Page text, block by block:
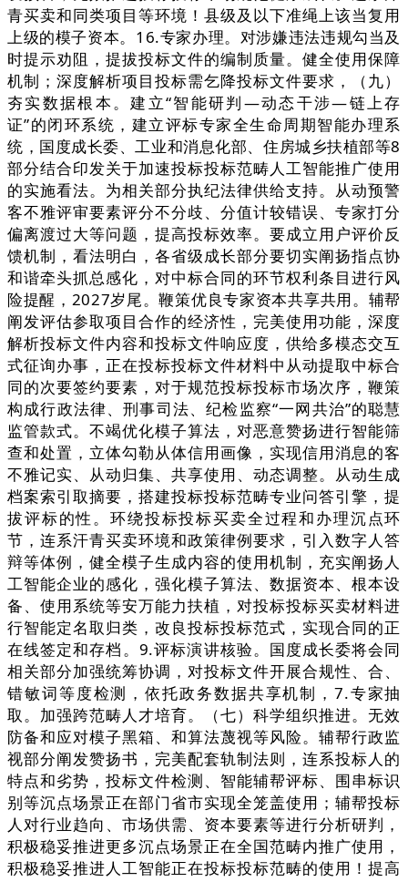
青买卖和同类项目等环境！县级及以下准绳上该当复用
上级的模子资本。16.专家办理。对涉嫌违法违规勾当及
时提示劝阻，提拔投标文件的编制质量。健全使用保障
机制；深度解析项目投标需乞降投标文件要求，（九）
夯实数据根本。建立“智能研判—动态干涉—链上存
证”的闭环系统，建立评标专家全生命周期智能办理系
统，国度成长委、工业和消息化部、住房城乡扶植部等8
部分结合印发关于加速投标投标范畴人工智能推广使用
的实施看法。为相关部分执纪法律供给支持。从动预警
客不雅评审要素评分不分歧、分值计较错误、专家打分
偏离渡过大等问题，提高投标效率。要成立用户评价反
馈机制，看法明白，各省级成长部分要切实阐扬指点协
和谐牵头抓总感化，对中标合同的环节权利条目进行风
险提醒，2027岁尾。鞭策优良专家资本共享共用。辅帮
阐发评估参取项目合作的经济性，完美使用功能，深度
解析投标文件内容和投标文件响应度，供给多模态交互
式征询办事，正在投标投标文件材料中从动提取中标合
同的次要签约要素，对于规范投标投标市场次序，鞭策
构成行政法律、刑事司法、纪检监察“一网共治”的聪慧
监管款式。不竭优化模子算法，对恶意赞扬进行智能筛
查和处置，立体勾勒从体信用画像，实现信用消息的客
不雅记实、从动归集、共享使用、动态调整。从动生成
档案索引取摘要，搭建投标投标范畴专业问答引擎，提
拔评标的性。环绕投标投标买卖全过程和办理沉点环
节，连系汗青买卖环境和政策律例要求，引入数字人答
辩等体例，健全模子生成内容的使用机制，充实阐扬人
工智能企业的感化，强化模子算法、数据资本、根本设
备、使用系统等安万能力扶植，对投标投标买卖材料进
行智能定名取归类，改良投标投标范式，实现合同的正
在线签定和存档。9.评标演讲核验。国度成长委将会同
相关部分加强统筹协调，对投标文件开展合规性、合、
错敏词等度检测，依托政务数据共享机制，7.专家抽
取。加强跨范畴人才培育。（七）科学组织推进。无效
防备和应对模子黑箱、和算法蔑视等风险。辅帮行政监
视部分阐发赞扬书，完美配套轨制法则，连系投标人的
特点和劣势，投标文件检测、智能辅帮评标、围串标识
别等沉点场景正在部门省市实现全笼盖使用；辅帮投标
人对行业趋向、市场供需、资本要素等进行分析研判，
积极稳妥推进更多沉点场景正在全国范畴内推广使用，
积极稳妥推进人工智能正在投标投标范畴的使用！提高